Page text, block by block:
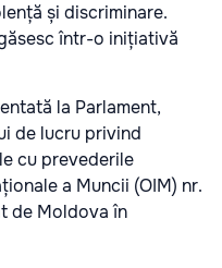
și discriminare.
într-o inițiativă
la Parlament,
de lucru privind
cu prevederile
a Muncii (OIM) nr.
de Moldova în